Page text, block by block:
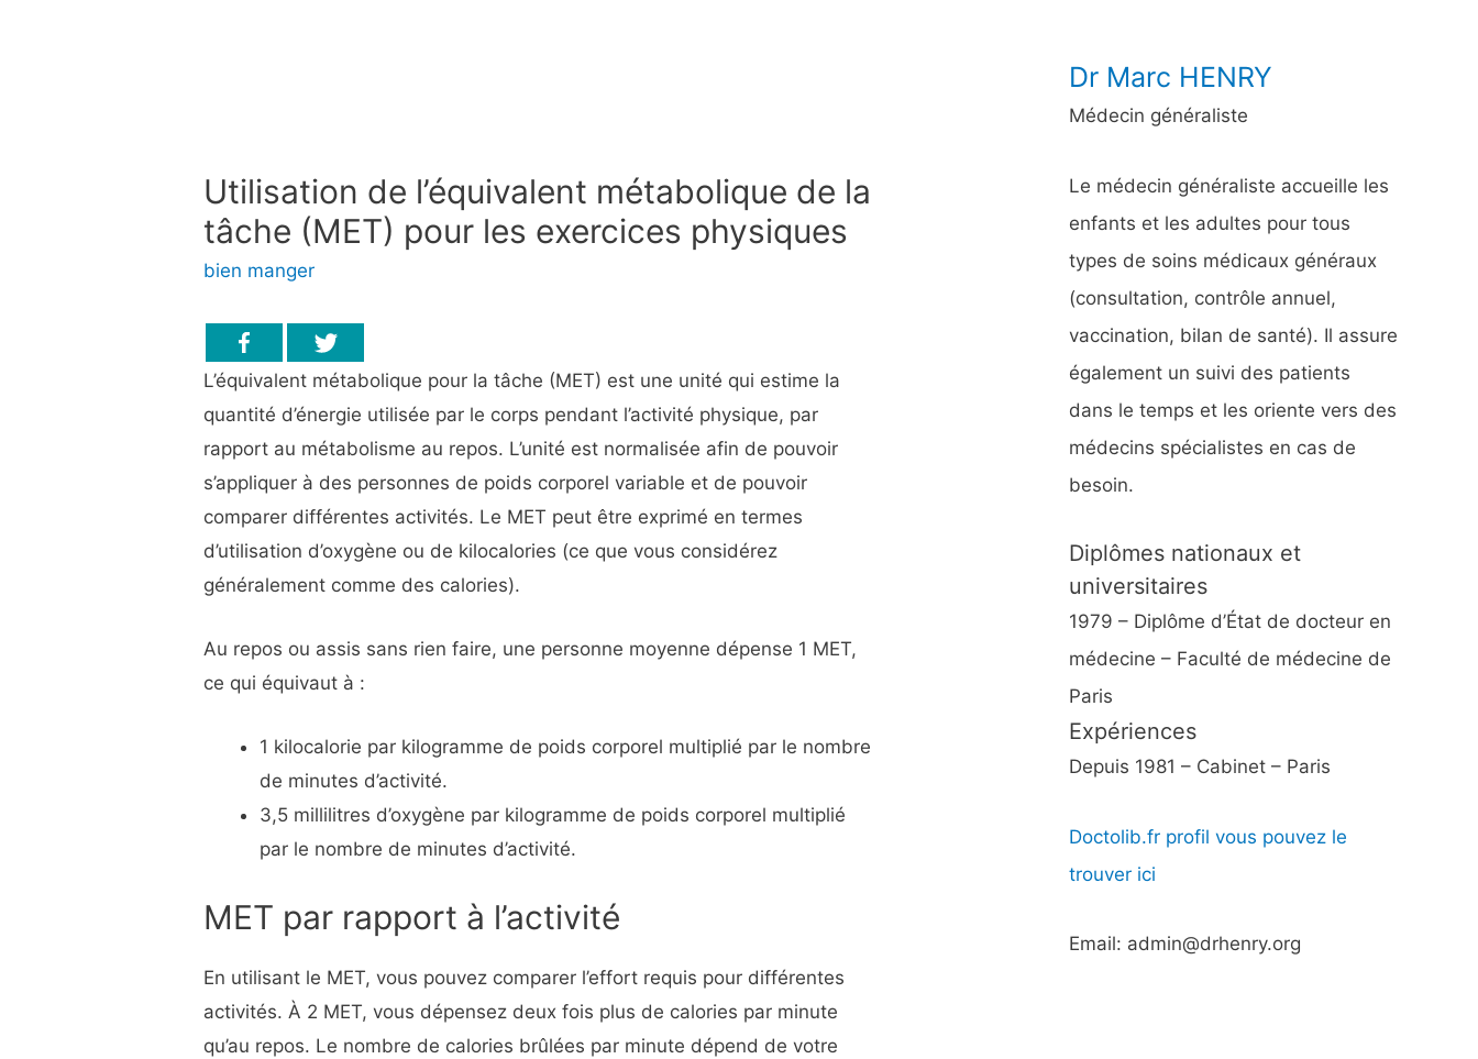
Utilisation de l’équivalent métabolique de la
tâche (MET) pour les exercices physiques
bien manger
L’équivalent métabolique pour la tâche (MET) est une unité qui estime la
quantité d’énergie utilisée par le corps pendant l’activité physique, par
rapport au métabolisme au repos. L’unité est normalisée afin de pouvoir
s’appliquer à des personnes de poids corporel variable et de pouvoir
comparer différentes activités. Le MET peut être exprimé en termes
d’utilisation d’oxygène ou de kilocalories (ce que vous considérez
généralement comme des calories).
Au repos ou assis sans rien faire, une personne moyenne dépense 1 MET,
ce qui équivaut à :
1 kilocalorie par kilogramme de poids corporel multiplié par le nombre
de minutes d’activité.
3,5 millilitres d’oxygène par kilogramme de poids corporel multiplié
par le nombre de minutes d’activité.
MET par rapport à l’activité
En utilisant le MET, vous pouvez comparer l’effort requis pour différentes
activités. À 2 MET, vous dépensez deux fois plus de calories par minute
qu’au repos. Le nombre de calories brûlées par minute dépend de votre
Dr Marc HENRY
Médecin généraliste
Le médecin généraliste accueille les
enfants et les adultes pour tous
types de soins médicaux généraux
(consultation, contrôle annuel,
vaccination, bilan de santé). Il assure
également un suivi des patients
dans le temps et les oriente vers des
médecins spécialistes en cas de
besoin.
Diplômes nationaux et
universitaires
1979 – Diplôme d’État de docteur en
médecine – Faculté de médecine de
Paris
Expériences
Depuis 1981 – Cabinet – Paris
Doctolib.fr profil vous pouvez le
trouver ici
Email: admin@drhenry.org